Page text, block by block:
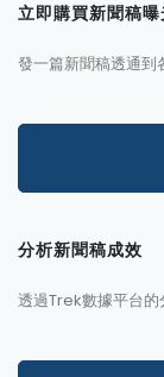
立即購買新聞稿曝
發一篇新聞稿透通到
分析新聞稿成效
透過Trek數據平台的